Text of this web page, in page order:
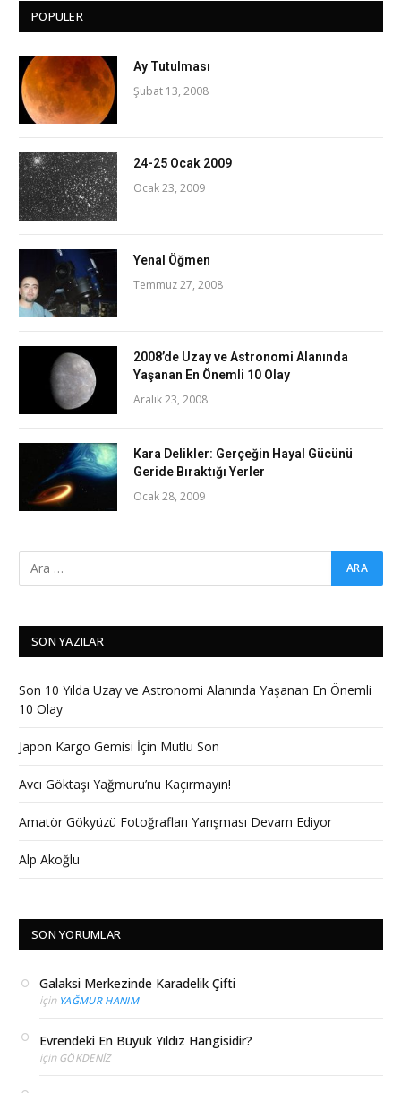
POPULER
Ay Tutulması
Şubat 13, 2008
24-25 Ocak 2009
Ocak 23, 2009
Yenal Öğmen
Temmuz 27, 2008
2008’de Uzay ve Astronomi Alanında
Yaşanan En Önemli 10 Olay
Aralık 23, 2008
Kara Delikler: Gerçeğin Hayal Gücünü
Geride Bıraktığı Yerler
Ocak 28, 2009
SON YAZILAR
Son 10 Yılda Uzay ve Astronomi Alanında Yaşanan En Önemli
10 Olay
Japon Kargo Gemisi İçin Mutlu Son
Avcı Göktaşı Yağmuru’nu Kaçırmayın!
Amatör Gökyüzü Fotoğrafları Yarışması Devam Ediyor
Alp Akoğlu
SON YORUMLAR
Galaksi Merkezinde Karadelik Çifti
için YAĞMUR HANIM
Evrendeki En Büyük Yıldız Hangisidir?
için GÖKDENIZ